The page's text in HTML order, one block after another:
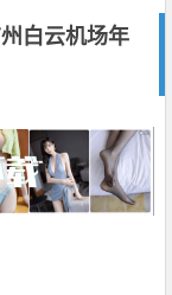
白云机场年